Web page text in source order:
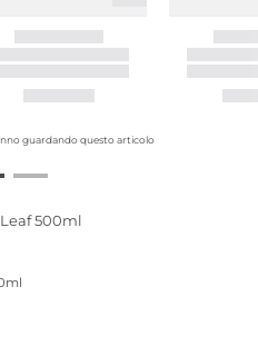
guardando questo articolo
500ml